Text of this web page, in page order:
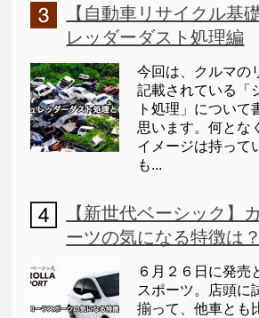
【自動車リサイクル基
レッダーダスト処理編
今回は、クルマの
記載されている「
ト処理」について
思います。何とな
イメージは持って
も...
【新世代ベーシック】
ーツの気になる特徴は？
６月２６日に発売
スポーツ。店頭に
揃って、他車とも